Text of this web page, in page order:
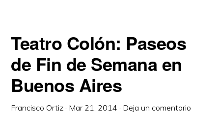
Teatro Colón: Paseos
de Fin de Semana en
Buenos Aires
Francisco Ortiz · Mar 21, 2014 · Deja un comentario